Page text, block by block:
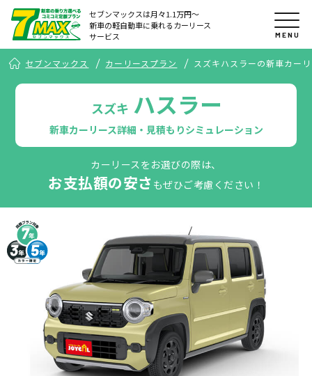
セブンマックスは月々1.1万円〜
新車の軽自動車に乗れるカーリース
サービス
MENU
セブンマックス カーリースプラン スズキハスラーの新車カー
スズキ ハスラー
新車カーリース詳細・見積もりシミュレーション
カーリースをお選びの際は、
お支払額の安さ もぜひご考慮ください！